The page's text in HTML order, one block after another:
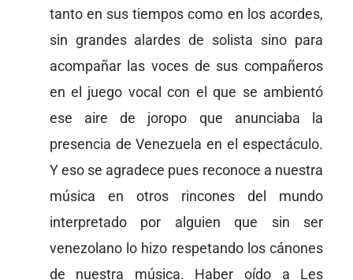
tanto en sus tiempos como en los acordes,
sin grandes alardes de solista sino para
acompañar las voces de sus compañeros
en el juego vocal con el que se ambientó
ese aire de joropo que anunciaba la
presencia de Venezuela en el espectáculo.
Y eso se agradece pues reconoce a nuestra
música en otros rincones del mundo
interpretado por alguien que sin ser
venezolano lo hizo respetando los cánones
de nuestra música. Haber oído a Les